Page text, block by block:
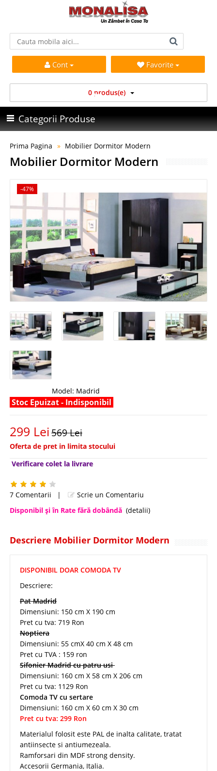
Cont Favorite
0 produs(e)
Categorii Produse
Prima Pagina Mobilier Dormitor Modern
Mobilier Dormitor Modern
-47%
Model: Madrid
Stoc Epuizat - Indisponibil
299 Lei569 Lei
Oferta de pret in limita stocului
Verificare colet la livrare
7 Comentarii |
Scrie un Comentariu
Disponibil şi în Rate fără dobândă (detalii)
Descriere Mobilier Dormitor Modern
DISPONIBIL DOAR COMODA TV
Descriere:
Pat Madrid
Dimensiuni: 150 cm X 190 cm
Pret cu tva: 719 Ron
Noptiera
Dimensiuni: 55 cmX 40 cm X 48 cm
Pret cu TVA : 159 ron
Sifonier Madrid cu patru usi
Dimensiuni: 160 cm X 58 cm X 206 cm
Pret cu tva: 1129 Ron
Comoda TV cu sertare
Dimensiuni: 160 cm X 60 cm X 30 cm
Pret cu tva: 299 Ron
Materialul folosit este PAL de inalta calitate, tratat
antiinsecte si antiumezeala.
Ramforsari din MDF strong density.
Accesorii Germania, Italia.